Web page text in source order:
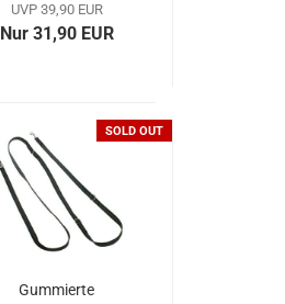
UVP 39,90 EUR
Nur 31,90 EUR
SOLD OUT
Gummierte